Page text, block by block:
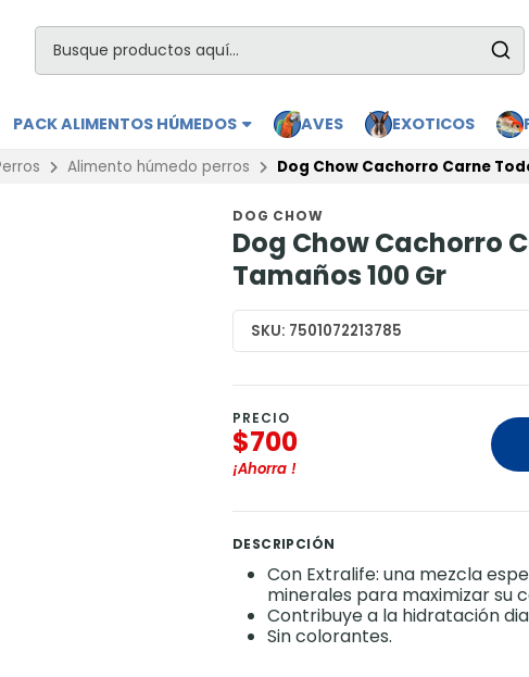
PACK ALIMENTOS HÚMEDOS AVES EXOTICOS
Alimento húmedo perros Dog Chow Cachorro Carne
DOG CHOW
Dog Chow Cachorro
Tamaños 100 Gr
SKU: 7501072213785
PRECIO
$700
¡Ahorra !
DESCRIPCIÓN
Con Extralife: una mezcla
minerales para maximizar su
Contribuye a la hidratación
Sin colorantes.